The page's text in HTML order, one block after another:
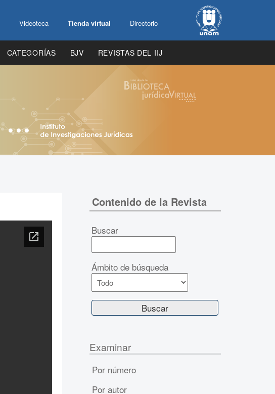
Videoteca Tienda virtual Directorio
CATEGORÍAS BJV REVISTAS DEL IIJ
Contenido de la Revista
Buscar
Ámbito de búsqueda
Examinar
Por número
Por autor